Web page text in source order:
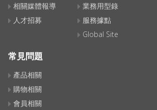
相關媒體報導
人才招募
業務用型錄
服務據點
Global Site
常見問題
產品相關
購物相關
會員相關